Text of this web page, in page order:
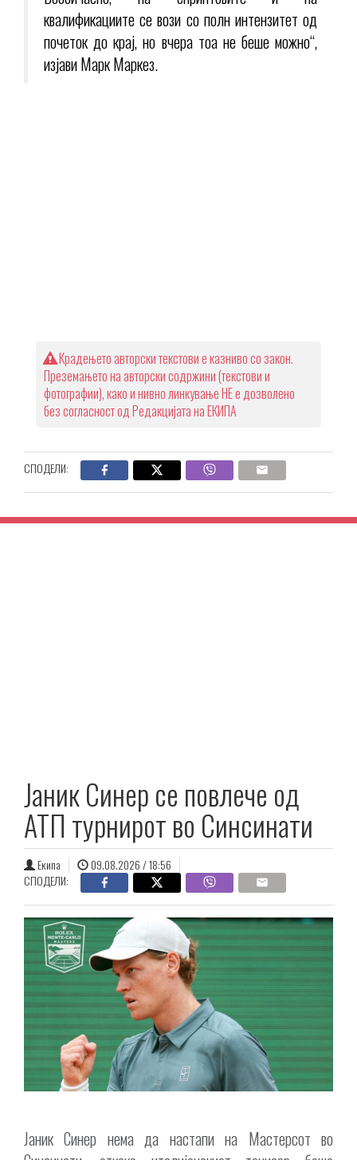
квалификациите се вози со полн интензитет од
почеток до крај, но вчера тоа не беше можно“,
изјави Марк Маркез.
Крадењето авторски текстови е казниво со закон.
Преземањето на авторски содржини (текстови и
фотографии), како и нивно линкување НЕ е дозволено
без согласност од Редакцијата на ЕКИПА
СПОДЕЛИ:
Јаник Синер се повлече од
АТП турнирот во Синсинати
Екипа
09.08.2026 / 18:56
СПОДЕЛИ:
Јаник Синер нема да настапи на Мастерсот во